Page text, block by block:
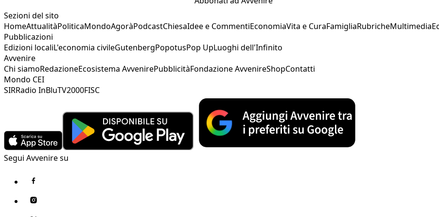
Sezioni del sito
HomeAttualitàPoliticaMondoAgoràPodcastChiesaIdee e CommentiEconomiaVita e CuraFamigliaRubricheMultimedia
Pubblicazioni
Edizioni localiL'economia civileGutenbergPopotusPop UpLuoghi dell'Infinito
Avvenire
Chi siamoRedazioneEcosistema AvvenirePubblicitàFondazione AvvenireShopContatti
Mondo CEI
SIRRadio InBluTV2000FISC
Segui Avvenire su